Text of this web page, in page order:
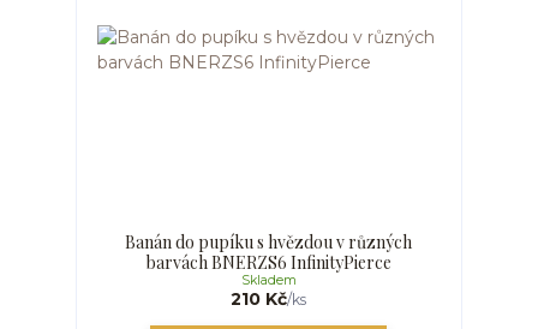
Banán do pupíku s hvězdou v různých
barvách BNERZS6 InfinityPierce
210 Kč/ks
Skladem